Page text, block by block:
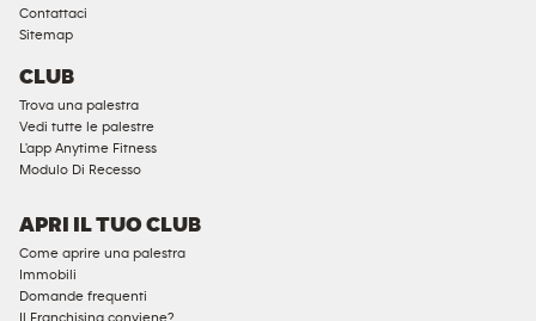
Abbonamenti
aziendali
Accesso
maschile
Accesso
femminile
conforme
Cardio
Contattaci
Sitemap
CLUB
Trova una palestra
Vedi tutte le palestre
L'app Anytime Fitness
Modulo Di Recesso
APRI IL TUO CLUB
Come aprire una palestra
Immobili
Domande frequenti
Il Franchising conviene?